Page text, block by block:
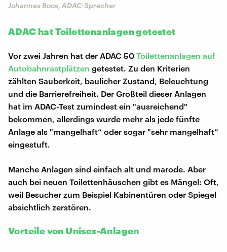
Johannes Boos, ADAC-Sprecher
ADAC hat Toilettenanlagen getestet
Vor zwei Jahren hat der ADAC 50 Toilettenanlagen auf
Autobahnrastplätzen getestet. Zu den Kriterien
zählten Sauberkeit, baulicher Zustand, Beleuchtung
und die Barrierefreiheit. Der Großteil dieser Anlagen
hat im ADAC-Test zumindest ein "ausreichend"
bekommen, allerdings wurde mehr als jede fünfte
Anlage als "mangelhaft“ oder sogar "sehr mangelhaft“
eingestuft.
Manche Anlagen sind einfach alt und marode. Aber
auch bei neuen Toilettenhäuschen gibt es Mängel: Oft,
weil Besucher zum Beispiel Kabinentüren oder Spiegel
absichtlich zerstören.
Vorteile von Unisex-Anlagen